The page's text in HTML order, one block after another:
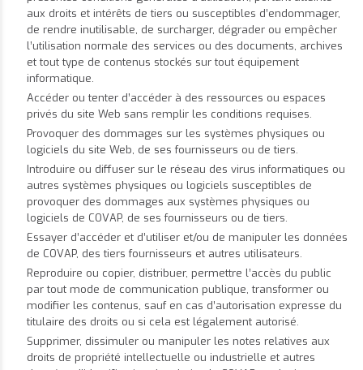
aux droits et intérêts de tiers ou susceptibles d’endommager,
de rendre inutilisable, de surcharger, dégrader ou empêcher
l’utilisation normale des services ou des documents, archives
et tout type de contenus stockés sur tout équipement
informatique.
Accéder ou tenter d’accéder à des ressources ou espaces
privés du site Web sans remplir les conditions requises.
Provoquer des dommages sur les systèmes physiques ou
logiciels du site Web, de ses fournisseurs ou de tiers.
Introduire ou diffuser sur le réseau des virus informatiques ou
autres systèmes physiques ou logiciels susceptibles de
provoquer des dommages aux systèmes physiques ou
logiciels de COVAP, de ses fournisseurs ou de tiers.
Essayer d’accéder et d’utiliser et/ou de manipuler les données
de COVAP, des tiers fournisseurs et autres utilisateurs.
Reproduire ou copier, distribuer, permettre l’accès du public
par tout mode de communication publique, transformer ou
modifier les contenus, sauf en cas d’autorisation expresse du
titulaire des droits ou si cela est légalement autorisé.
Supprimer, dissimuler ou manipuler les notes relatives aux
droits de propriété intellectuelle ou industrielle et autres